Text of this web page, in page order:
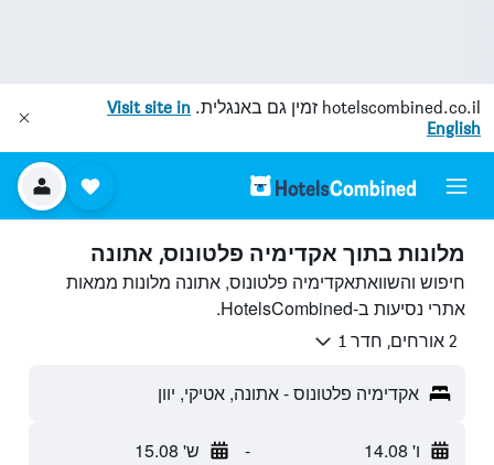
hotelscombined.co.il זמין גם באנגלית. Visit site in
English
מלונות בתוך אקדימיה פלטונוס, אתונה
חיפוש והשוואתאקדימיה פלטונוס, אתונה מלונות ממאות
אתרי נסיעות ב-HotelsCombined.
2 אורחים, חדר 1
אקדימיה פלטונוס - אתונה, אטיקי, יוון
ו' 14.08 - ש' 15.08